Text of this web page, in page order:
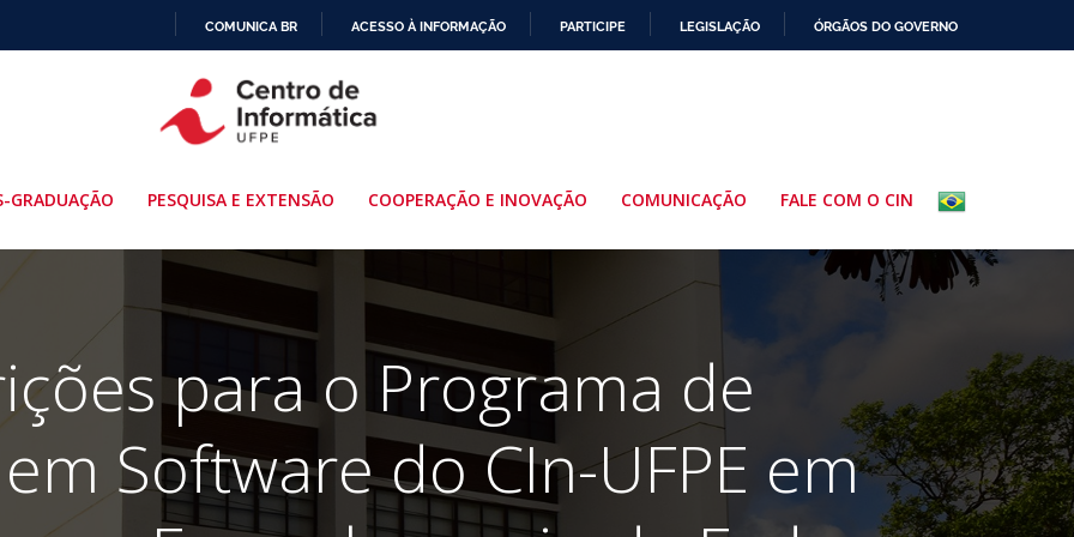
PARA
O
COMUNICA BR ACESSO À INFORMAÇÃO PARTICIPE LEGISLAÇÃO ÓRGÃOS DO GOVERNO
GRADUAÇÃO PESQUISA E EXTENSÃO COOPERAÇÃO E INOVAÇÃO COMUNICAÇÃO FALE COM O CIN
para o Programa de
Software do CIn-UFPE em